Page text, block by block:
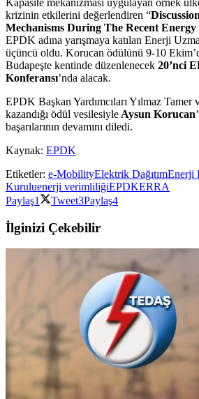
krizinin etkilerini değerlendiren “
Mechanisms During The Recent Energy
EPDK adına yarışmaya katılan Enerji
üçüncü oldu. Korucan ödülünü 9-10
Budapeşte kentinde düzenlenecek 20’nci
Konferansı’nda alacak.
EPDK Başkan Yardımcıları Yılmaz Tamer
kazandığı ödül vesilesiyle Aysun Korucan
başarılarının devamını diledi.
Kaynak: EPDK
Etiketler: e-MobilityElektrik DağıtımEnerji
Kuruluenerji verimliliğiEPDKERRA
Paylaş1 Tweet3Paylaş4
İlginizi Çekebilir